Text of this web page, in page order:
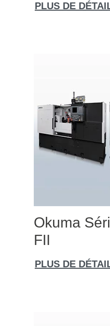
PLUS DE
Okuma
FII
PLUS DE